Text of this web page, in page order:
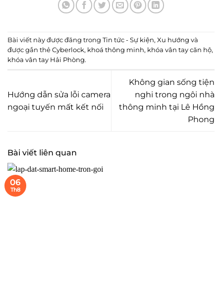
Bài viết này được đăng trong Tin tức - Sự kiện, Xu hướng và
được gắn thẻ Cyberlock, khoá thông minh, khóa vân tay căn hộ,
khóa vân tay Hải Phòng.
Hướng dẫn sửa lỗi camera
ngoại tuyến mất kết nối
Không gian sống tiện
nghi trong ngôi nhà
thông minh tại Lê Hồng
Phong
Bài viết liên quan
06
Th8